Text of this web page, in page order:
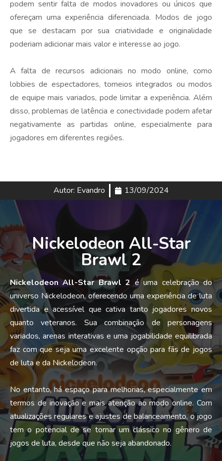
podem sentir falta de modos inovadores ou únicos que
ofereçam uma experiência diferenciada. Modos de jogo
que se destacam por sua criatividade e originalidade
poderiam adicionar mais valor e interesse ao jogo.
A falta de recursos adicionais no modo online, como
lobbies de espectadores, torneios integrados ou modos
de equipe mais variados, pode limitar a experiência. Além
disso, problemas de latência e conectividade podem afetar
negativamente as partidas online, especialmente para
jogadores em diferentes regiões.
Autor: Evandro 13/09/2024
Nickelodeon All-Star
Brawl 2
Nickelodeon All-Star Brawl 2 é uma celebração do
universo Nickelodeon, oferecendo uma experiência de luta
divertida e acessível que cativa tanto jogadores novos
quanto veteranos. Sua combinação de personagens
variados, arenas interativas e uma jogabilidade equilibrada
faz com que seja uma excelente opção para fãs de jogos
de luta e da Nickelodeon.
No entanto, há espaço para melhorias, especialmente em
termos de inovação e mais atenção ao modo online. Com
atualizações regulares e ajustes de balanceamento, o jogo
tem o potencial de se tornar um clássico no gênero de
jogos de luta, desde que não seja abandonado.